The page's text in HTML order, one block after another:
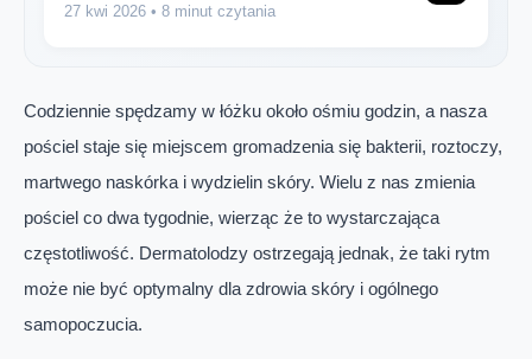
27 kwi 2026 • 8 minut czytania
Codziennie spędzamy w łóżku około ośmiu godzin, a nasza
pościel staje się miejscem gromadzenia się bakterii, roztoczy,
martwego naskórka i wydzielin skóry. Wielu z nas zmienia
pościel co dwa tygodnie, wierząc że to wystarczająca
częstotliwość. Dermatolodzy ostrzegają jednak, że taki rytm
może nie być optymalny dla zdrowia skóry i ogólnego
samopoczucia.